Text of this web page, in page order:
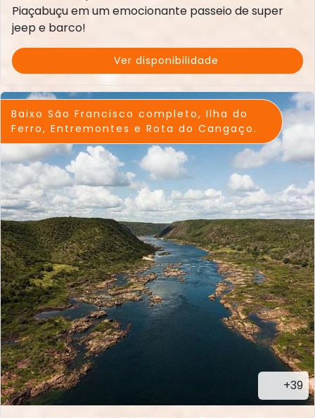
Piaçabuçu em um emocionante passeio de super
jeep e barco!
Ver disponibilidade
Baixo São Francisco completo, Ilha do
Ferro, Entremontes e Rota do Cangaço.
+39